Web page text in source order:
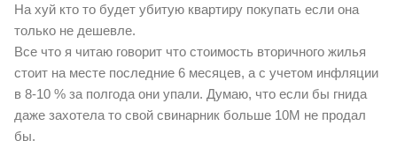
На хуй кто то будет убитую квартиру покупать если она
только не дешевле.
Все что я читаю говорит что стоимость вторичного жилья
стоит на месте последние 6 месяцев, а с учетом инфляции
в 8-10 % за полгода они упали. Думаю, что если бы гнида
даже захотела то свой свинарник больше 10М не продал
бы.